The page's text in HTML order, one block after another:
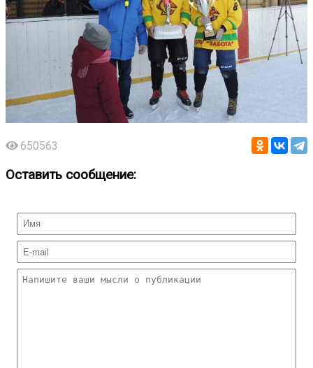
650563
Оставить сообщение: